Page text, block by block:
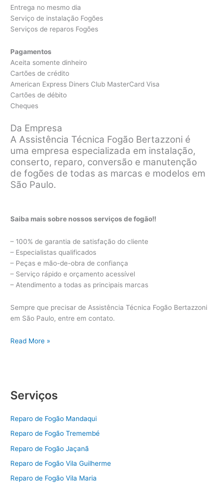
Entrega no mesmo dia
Serviço de instalação Fogões
Serviços de reparos Fogões
Pagamentos
Aceita somente dinheiro
Cartões de crédito
American Express Diners Club MasterCard Visa
Cartões de débito
Cheques
Da Empresa
A Assistência Técnica Fogão Bertazzoni é
uma empresa especializada em instalação,
conserto, reparo, conversão e manutenção
de fogões de todas as marcas e modelos em
São Paulo.
Saiba mais sobre nossos serviços de fogão!!
– 100% de garantia de satisfação do cliente
– Especialistas qualificados
– Peças e mão-de-obra de confiança
– Serviço rápido e orçamento acessível
– Atendimento a todas as principais marcas
Sempre que precisar de Assistência Técnica Fogão Bertazzoni
em São Paulo, entre em contato.
Assistência
Read More »
Serviços
Reparo de Fogão Mandaqui
Reparo de Fogão Tremembé
Reparo de Fogão Jaçanã
Reparo de Fogão Vila Guilherme
Reparo de Fogão Vila Maria